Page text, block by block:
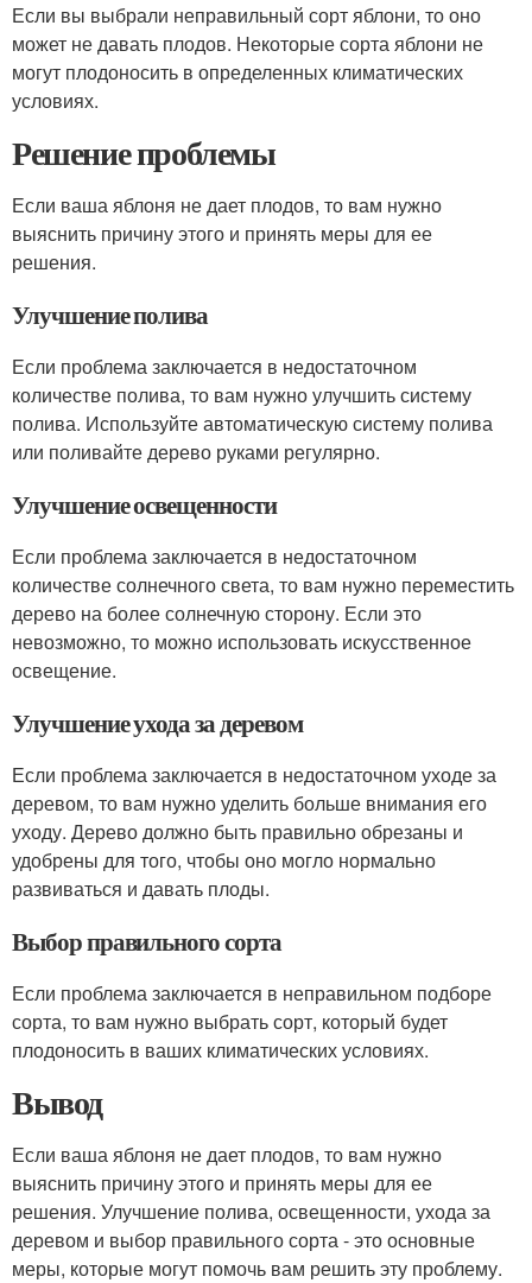
Если вы выбрали неправильный сорт яблони, то оно
может не давать плодов. Некоторые сорта яблони не
могут плодоносить в определенных климатических
условиях.
Решение проблемы
Если ваша яблоня не дает плодов, то вам нужно
выяснить причину этого и принять меры для ее
решения.
Улучшение полива
Если проблема заключается в недостаточном
количестве полива, то вам нужно улучшить систему
полива. Используйте автоматическую систему полива
или поливайте дерево руками регулярно.
Улучшение освещенности
Если проблема заключается в недостаточном
количестве солнечного света, то вам нужно переместить
дерево на более солнечную сторону. Если это
невозможно, то можно использовать искусственное
освещение.
Улучшение ухода за деревом
Если проблема заключается в недостаточном уходе за
деревом, то вам нужно уделить больше внимания его
уходу. Дерево должно быть правильно обрезаны и
удобрены для того, чтобы оно могло нормально
развиваться и давать плоды.
Выбор правильного сорта
Если проблема заключается в неправильном подборе
сорта, то вам нужно выбрать сорт, который будет
плодоносить в ваших климатических условиях.
Вывод
Если ваша яблоня не дает плодов, то вам нужно
выяснить причину этого и принять меры для ее
решения. Улучшение полива, освещенности, ухода за
деревом и выбор правильного сорта - это основные
меры, которые могут помочь вам решить эту проблему.